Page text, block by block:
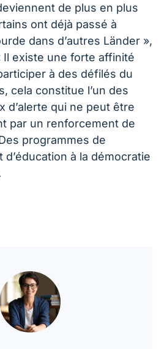
de plus en plus
ont déjà passé à
dans d’autres Länder »,
Il existe une forte affinité
à des défilés du
cela constitue l’un des
d’alerte qui ne peut être
par un renforcement de
programmes de
d’éducation à la démocratie